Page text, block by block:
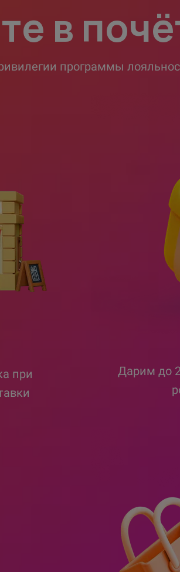
в
программы
при
Дарим до